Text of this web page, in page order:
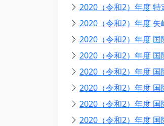
2020（令和2）年度 特
2020（令和2）年度 矢
2020（令和2）年度
2020（令和2）年度
2020（令和2）年度
2020（令和2）年度
2020（令和2）年度
2020（令和2）年度